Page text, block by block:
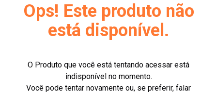
Ops! Este produto não
está disponível.
O Produto que você está tentando acessar está
indisponível no momento.
Você pode tentar novamente ou, se preferir, falar